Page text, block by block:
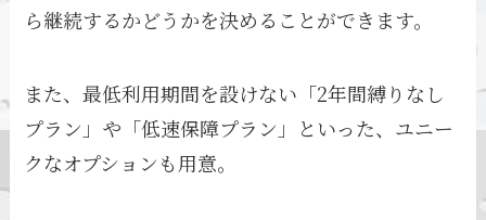
ら継続するかどうかを決めることができます。
また、最低利用期間を設けない「2年間縛りなし
プラン」や「低速保障プラン」といった、ユニー
クなオプションも用意。